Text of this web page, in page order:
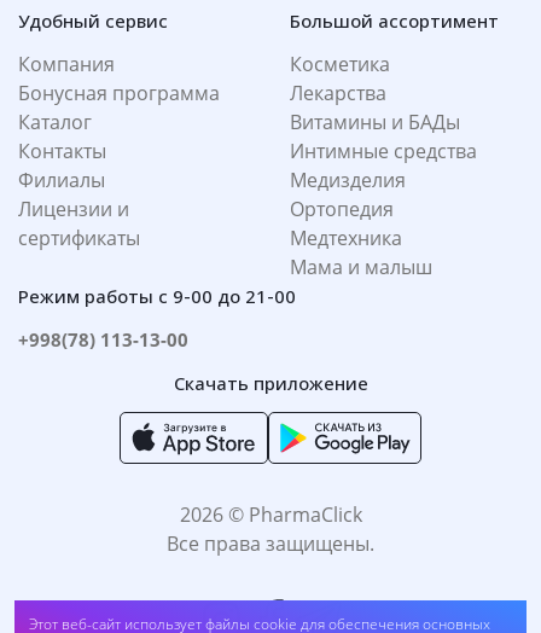
Этот веб-сайт использует файлы cookie для обеспечения основных
(412001530##2 762)
Удобный сервис
Компания
Бонусная программа
Каталог
Контакты
Филиалы
Лицензии и
сертификаты
Большой ассортимент
Косметика
Лекарства
Витамины и БАДы
Интимные средства
Медизделия
Ортопедия
Медтехника
Мама и малыш
Режим работы с 9-00 до 21-00
+998(78) 113-13-00
Скачать приложение
2026 © PharmaClick
Все права защищены.